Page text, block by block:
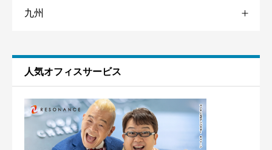
星の数をお選びください
使いやすさ 必須
福島品川
銀座
日本橋
岐阜
兵庫
広島
愛媛
九州
熊本
人気オフィスサービス